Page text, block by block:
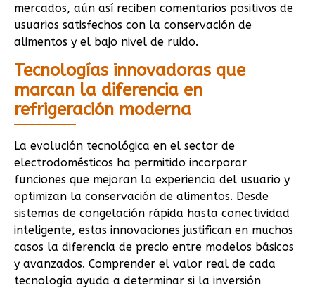
mercados, aún así reciben comentarios positivos de
usuarios satisfechos con la conservación de
alimentos y el bajo nivel de ruido.
Tecnologías innovadoras que
marcan la diferencia en
refrigeración moderna
La evolución tecnológica en el sector de
electrodomésticos ha permitido incorporar
funciones que mejoran la experiencia del usuario y
optimizan la conservación de alimentos. Desde
sistemas de congelación rápida hasta conectividad
inteligente, estas innovaciones justifican en muchos
casos la diferencia de precio entre modelos básicos
y avanzados. Comprender el valor real de cada
tecnología ayuda a determinar si la inversión